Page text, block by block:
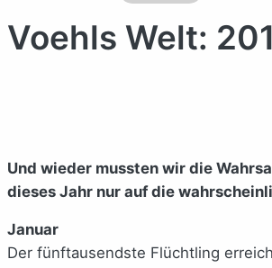
Voehls Welt:
Und wieder mussten wir die
dieses Jahr nur auf die
Januar
Der fünftausendste Flüchtling